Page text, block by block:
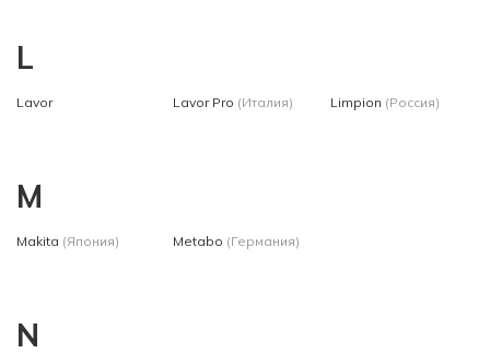
L
Lavor Lavor Pro (Италия) Limpion (Россия)
M
Makita (Япония) Metabo (Германия)
N